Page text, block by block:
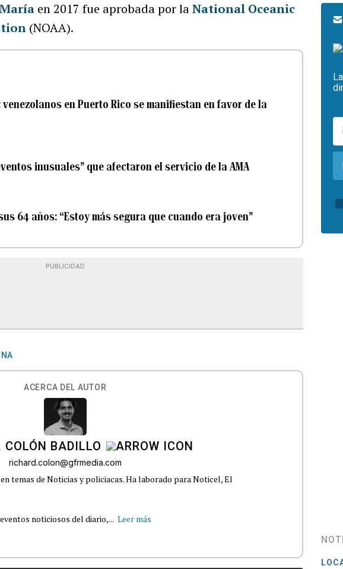
María en 2017 fue aprobada por laNational Oceanic
(NOAA).
en Puerto Rico se manifiestan en favor de la
inusuales” que afectaron el servicio de la AMA
64 años: “Estoy más segura que cuando era joven”
PUBLICIDAD
ACERCA DEL AUTOR
COLÓN BADILLO
richard.colon@gfrmedia.com
temas de Noticias y policiacas. Ha laborado para Noticel, El
noticiosos del diario,... Leer más